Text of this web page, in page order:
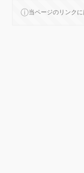
ⓘ当ページのリンクに